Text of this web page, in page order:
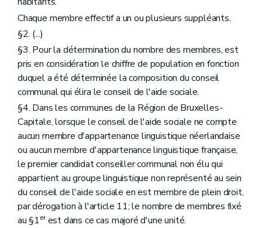
Chapitre V
Art. 69 et 70
Art. 71
Art. 72 à 74
Chapitre VI De l'administration du centre public d'aide sociale
Section première De la gestion des biens
Art. 75
Art. 76
Art. 77
Art. 78
Art. 79
Art. 80
Art. 81
Art. 82 et 83
Art. 84
Art. 85
Section 2 De la gestion budgétaire et financière
Art. 86
Art. 87
Art. 87bis
Chaque membre effectif a un ou plusieurs suppléants.
§2. (...)
§3. Pour la détermination du nombre des membres, est
pris en considération le chiffre de population en fonction
duquel a été déterminée la composition du conseil
communal qui élira le conseil de l'aide sociale.
§4. Dans les communes de la Région de Bruxelles-
Capitale, lorsque le conseil de l'aide sociale ne compte
aucun membre d'appartenance linguistique néerlandaise
ou aucun membre d'appartenance linguistique française,
le premier candidat conseiller communal non élu qui
appartient au groupe linguistique non représenté au sein
du conseil de l'aide sociale en est membre de plein droit,
par dérogation à l'article 11; le nombre de membres fixé
au §1erest dans ce cas majoré d'une unité.